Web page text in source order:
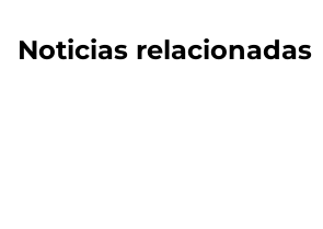
Noticias relacionadas